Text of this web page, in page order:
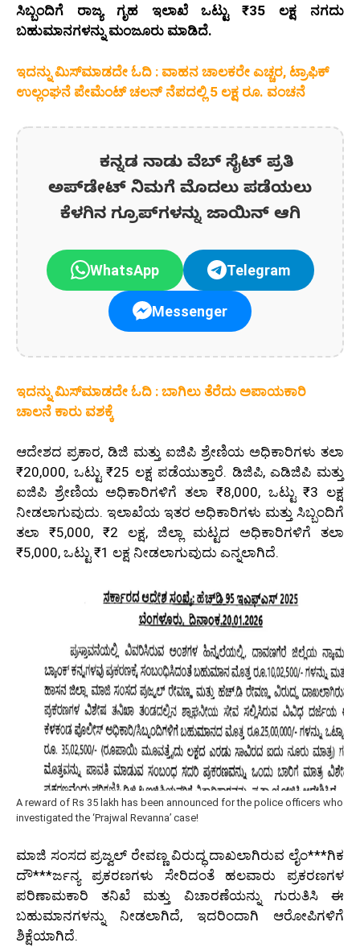
ಸಿಬ್ಬಂದಿಗೆ ರಾಜ್ಯ ಗೃಹ ಇಲಾಖೆ ಒಟ್ಟು ₹35 ಲಕ್ಷ ನಗದು
ಬಹುಮಾನಗಳನ್ನು ಮಂಜೂರು ಮಾಡಿದೆ.
ಇದನ್ನು ಮಿಸ್‌ಮಾಡದೇ ಓದಿ : ವಾಹನ ಚಾಲಕರೇ ಎಚ್ಚರ, ಟ್ರಾಫಿಕ್
ಉಲ್ಲಂಘನೆ ಪೇಮೆಂಟ್ ಚಲನ್ ನೆಪದಲ್ಲಿ 5 ಲಕ್ಷ ರೂ. ವಂಚನೆ
ಕನ್ನಡ ನಾಡು ವೆಬ್ ಸೈಟ್ ಪ್ರತಿ
ಅಪ್‌ಡೇಟ್‌ ನಿಮಗೆ ಮೊದಲು ಪಡೆಯಲು
ಕೆಳಗಿನ ಗ್ರೂಪ್‌ಗಳನ್ನು ಜಾಯಿನ್ ಆಗಿ
WhatsApp Telegram
Messenger
ಇದನ್ನು ಮಿಸ್‌ಮಾಡದೇ ಓದಿ : ಬಾಗಿಲು ತೆರೆದು ಅಪಾಯಕಾರಿ
ಚಾಲನೆ ಕಾರು ವಶಕ್ಕೆ
ಆದೇಶದ ಪ್ರಕಾರ, ಡಿಜಿ ಮತ್ತು ಐಜಿಪಿ ಶ್ರೇಣಿಯ ಅಧಿಕಾರಿಗಳು ತಲಾ
₹20,000, ಒಟ್ಟು ₹25 ಲಕ್ಷ ಪಡೆಯುತ್ತಾರೆ. ಡಿಜಿಪಿ, ಎಡಿಜಿಪಿ ಮತ್ತು
ಐಜಿಪಿ ಶ್ರೇಣಿಯ ಅಧಿಕಾರಿಗಳಿಗೆ ತಲಾ ₹8,000, ಒಟ್ಟು ₹3 ಲಕ್ಷ
ನೀಡಲಾಗುವುದು. ಇಲಾಖೆಯ ಇತರ ಅಧಿಕಾರಿಗಳು ಮತ್ತು ಸಿಬ್ಬಂದಿಗೆ
ತಲಾ ₹5,000, ₹2 ಲಕ್ಷ, ಜಿಲ್ಲಾ ಮಟ್ಟದ ಅಧಿಕಾರಿಗಳಿಗೆ ತಲಾ
₹5,000, ಒಟ್ಟು ₹1 ಲಕ್ಷ ನೀಡಲಾಗುವುದು ಎನ್ನಲಾಗಿದೆ.
A reward of Rs 35 lakh has been announced for the police officers who
investigated the ‘Prajwal Revanna’ case!
ಮಾಜಿ ಸಂಸದ ಪ್ರಜ್ವಲ್ ರೇವಣ್ಣ ವಿರುದ್ಧ ದಾಖಲಾಗಿರುವ ಲೈಂ***ಗಿಕ
ದೌ***ರ್ಜನ್ಯ ಪ್ರಕರಣಗಳು ಸೇರಿದಂತೆ ಹಲವಾರು ಪ್ರಕರಣಗಳ
ಪರಿಣಾಮಕಾರಿ ತನಿಖೆ ಮತ್ತು ವಿಚಾರಣೆಯನ್ನು ಗುರುತಿಸಿ ಈ
ಬಹುಮಾನಗಳನ್ನು ನೀಡಲಾಗಿದೆ, ಇದರಿಂದಾಗಿ ಆರೋಪಿಗಳಿಗೆ
ಶಿಕ್ಷೆಯಾಗಿದೆ.